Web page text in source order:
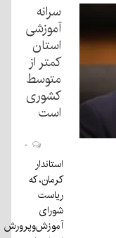
سرانه
آموزشی
استان
کمتر از
متوسط
کشوری
است
استاندار
کرمان، که
ریاست
شورای
آموزش‌وپرورش